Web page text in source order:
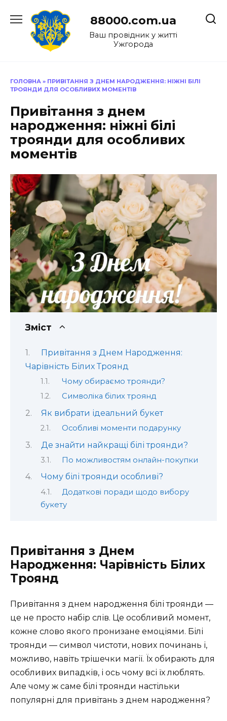
до
88000.com.ua
Ваш провідник у житті
Ужгорода
ГОЛОВНА » ПРИВІТАННЯ З ДНЕМ НАРОДЖЕННЯ: НІЖНІ БІЛІ
ТРОЯНДИ ДЛЯ ОСОБЛИВИХ МОМЕНТІВ
Привітання з днем
народження: ніжні білі
троянди для особливих
моментів
Зміст
Привітання з Днем Народження:
Чарівність Білих Троянд
Чому обираємо троянди?
Символіка білих троянд
Як вибрати ідеальний букет
Особливі моменти подарунку
Де знайти найкращі білі троянди?
По можливостям онлайн-покупки
Чому білі троянди особливі?
Додаткові поради щодо вибору
букету
Привітання з Днем
Народження: Чарівність Білих
Троянд
Привітання з днем народження білі троянди —
це не просто набір слів. Це особливий момент,
кожне слово якого пронизане емоціями. Білі
троянди — символ чистоти, нових починань і,
можливо, навіть трішечки магії. Їх обирають для
особливих випадків, і ось чому всі їх люблять.
Але чому ж саме білі троянди настільки
популярні для привітань з днем народження?